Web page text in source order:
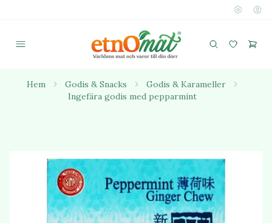
Hem Godis & Snacks
Godis & Karameller
Ingefära godis med pepparmint